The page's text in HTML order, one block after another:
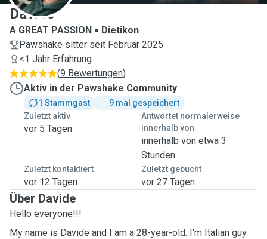
Davide
A GREAT PASSION
Dietikon
Pawshake sitter seit Februar 2025
<1 Jahr Erfahrung
(9 Bewertungen)
Aktiv in der Pawshake Community
1 Stammgast
9 mal gespeichert
Zuletzt aktiv
vor 5 Tagen
Antwortet normalerweise
innerhalb von
innerhalb von etwa 3
Stunden
Zuletzt kontaktiert
vor 12 Tagen
Zuletzt gebucht
vor 27 Tagen
Über Davide
Hello everyone!!!
My name is Davide and I am a 28-year-old. I'm Italian guy